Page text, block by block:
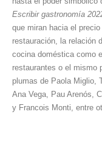
Escribir gastronomía
que miran hacia el
restauración, la relación
cocina doméstica como
restaurantes o el mismo
plumas de Paola Miglio,
Ana Vega, Pau Arenós,
y Francois Monti, entre